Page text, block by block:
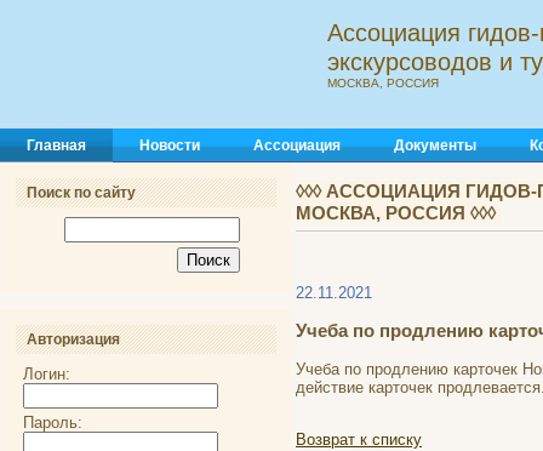
Ассоциация
экскурсоводов и
МОСКВА, РОССИЯ
Главная Новости Ассоциация Документы
Поиск по сайту
Авторизация
Логин:
Пароль:
◊◊◊ АССОЦИАЦИЯ
МОСКВА, РОССИЯ ◊◊◊
22.11.2021
Учеба по продлению
Учеба по продлению карточек
действие карточек
Возврат к списку